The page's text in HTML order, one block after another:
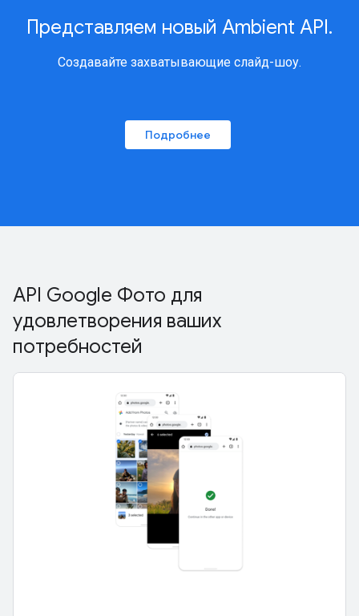
Представляем новый Ambient API.
Создавайте захватывающие слайд-шоу.
Подробнее
API Google Фото для
удовлетворения ваших
потребностей